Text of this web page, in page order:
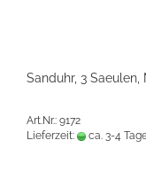
Sanduhr, 3 Saeulen,
Art.Nr.: 9172
Lieferzeit:
ca. 3-4